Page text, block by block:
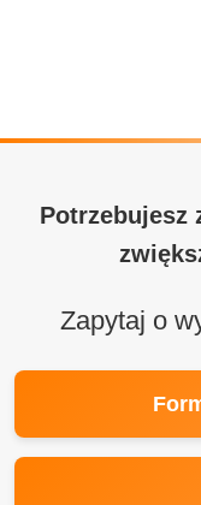
Potrzebujesz
Zapytaj o